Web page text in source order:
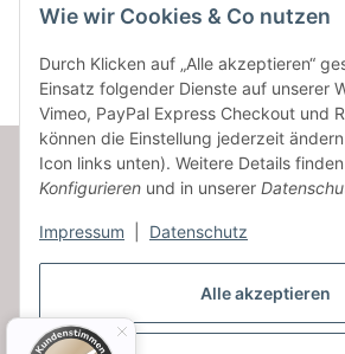
Alle akzeptieren
Wie wir Cookies & Co nutzen
Durch Klicken auf „Alle akzeptieren“
Einsatz folgender Dienste auf unserer
Vimeo, PayPal Express Checkout und
können die Einstellung jederzeit
Icon links unten). Weitere Details
Konfigurieren und in unserer
Impressum Datenschutz